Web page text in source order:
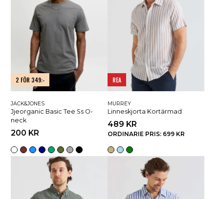
2 FÖR 349:-
JACK&JONES
Jjeorganic Basic Tee Ss O-
neck
200 KR
REA
MURREY
Linneskjorta Kortärmad
489 KR
ORDINARIE PRIS: 699 KR